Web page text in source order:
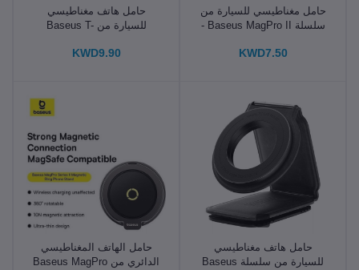
حامل مغناطيسي للسيارة من
سلسلة Baseus MagPro II -
KWD7.50
حامل هاتف مغناطيسي
للسيارة من Baseus T-
KWD9.90
حامل هاتف مغناطيسي
للسيارة من سلسلة Baseus
حامل الهاتف المغناطيسي
الدائري من Baseus MagPro